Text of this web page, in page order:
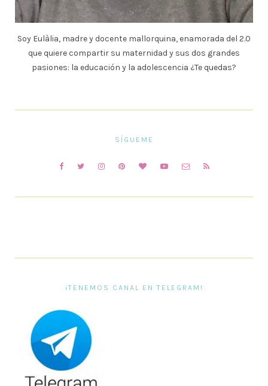
Soy Eulàlia, madre y docente mallorquina, enamorada del 2.0
que quiere compartir su maternidad y sus dos grandes
pasiones: la educación y la adolescencia ¿Te quedas?
SÍGUEME
¡TENEMOS CANAL EN TELEGRAM!